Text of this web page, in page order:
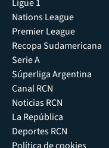
Ligue 1
Nations League
Premier League
Recopa Sudamericana
Serie A
Súperliga Argentina
Canal RCN
Noticias RCN
La República
Deportes RCN